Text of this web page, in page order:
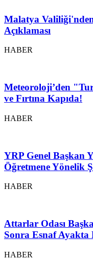
Malatya
Açıklaması
HABER
Meteoroloji’den
ve Fırtına Kapıda!
HABER
YRP Genel Başkan
Öğretmene Yönelik
HABER
Attarlar Odası
Sonra Esnaf Ayakta
HABER